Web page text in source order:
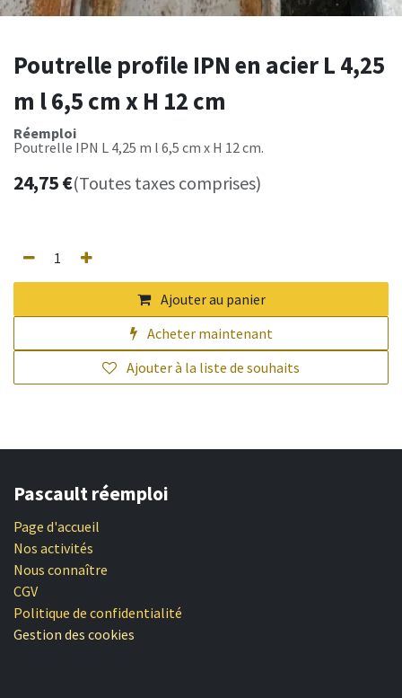
Poutrelle profile IPN en acier L 4,25
m l 6,5 cm x H 12 cm
Réemploi
Poutrelle IPN L 4,25 m l 6,5 cm x H 12 cm.
24,75€(Toutes taxes comprises)
Ajouter au panier
Acheter maintenant
Ajouter à la liste de souhaits
Pascault réemploi
Page d'accueil
Nos activités
Nous connaître
CGV
Politique de confidentialité
Gestion des cookies